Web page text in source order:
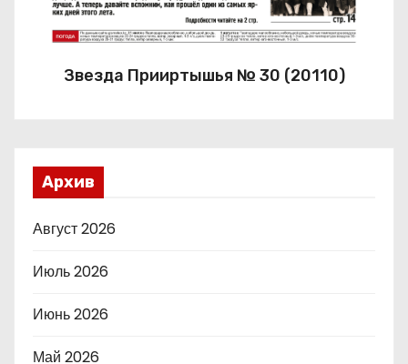
Звезда Прииртышья № 30 (20110)
Архив
Август 2026
Июль 2026
Июнь 2026
Май 2026